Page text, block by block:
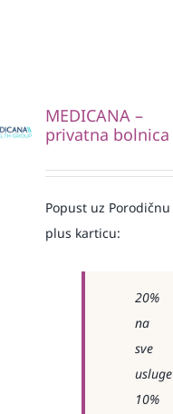
MEDICANA –
privatna bolnica
Popust uz Porodičnu
plus karticu:
20%
na
sve
usluge
10%